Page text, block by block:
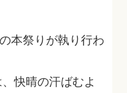
本祭りが執り行わ
快晴の汗ばむよ